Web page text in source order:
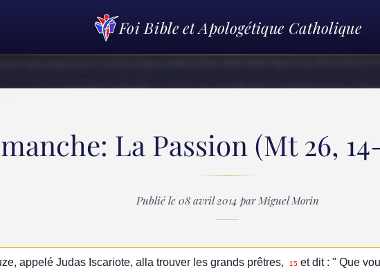
Foi Bible et Apologétique Catholique
La Passion (Mt 26,
Publié le 08 avril 2014 par Miguel Morin
appelé Judas Iscariote, alla trouver les grands prêtres, 15 et dit : " Que